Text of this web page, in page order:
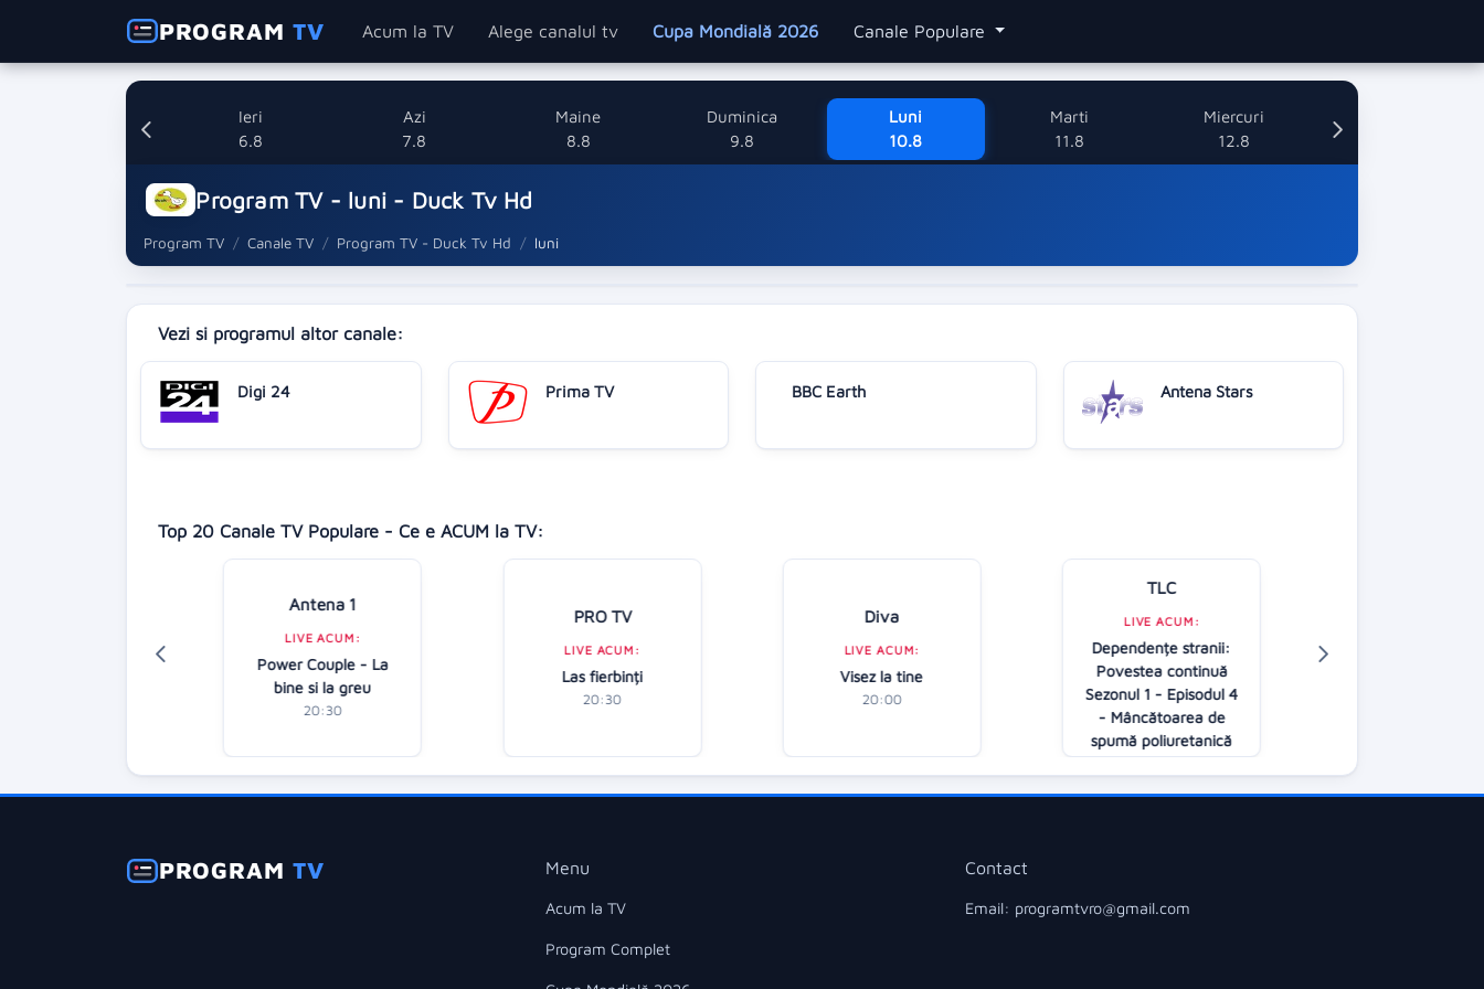
PROGRAMTV Acum la TV Alege canalul tv Cupa Mondială 2026 Canale Populare
Ieri
6.8
Azi
7.8
Maine
8.8
Duminica
9.8
Luni
10.8
Marti
11.8
Miercuri
12.8
Program TV - luni - Duck Tv Hd
Program TV Canale TV Program TV - Duck Tv Hd luni
Vezi si programul altor canale:
Digi 24 Prima TV BBC Earth Antena Stars
Top 20 Canale TV Populare - Ce e ACUM la TV:
Antena 1
LIVE ACUM:
Power Couple - La
bine si la greu
20:30
PRO TV
LIVE ACUM:
Las fierbinți
20:30
Diva
LIVE ACUM:
Visez la tine
20:00
TLC
LIVE ACUM:
Dependențe stranii:
Povestea continuă
Sezonul 1 - Episodul 4
- Mâncătoarea de
spumă poliuretanică
20:00
PROGRAMTV Menu
Acum la TV
Program Complet
Contact
Email: programtvro@gmail.com